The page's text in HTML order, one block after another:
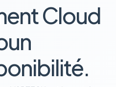
Cloud